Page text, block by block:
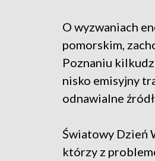
O wyzwaniach
pomorskim,
Poznaniu
nisko emisyjny
odnawialne
Światowy Dzień
którzy z